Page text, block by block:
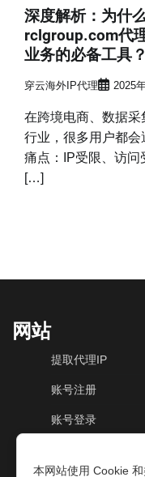
深度解析：为什
rclgroup.com代
业务的必备工具？
穿云海外IP代理 2025
在跨境电商、数据
行业，很多用户都会
痛点：IP受限、访问
[…]
网站
提取代理IP
账号注册
账号登录
本网站使用 Cookie